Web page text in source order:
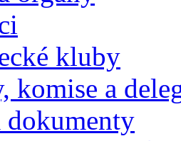
kluby
komise a
dokumenty